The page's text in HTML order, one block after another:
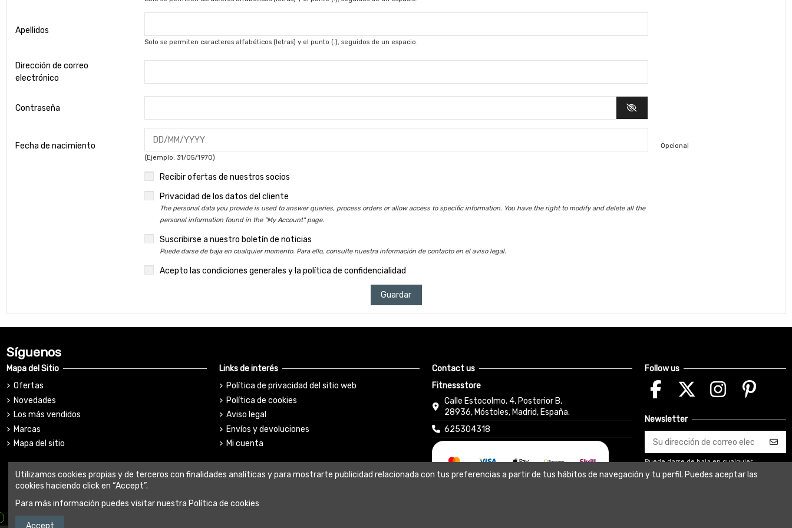
Apellidos
Solo se permiten caracteres alfabéticos (letras) y el punto (.), seguidos de un espacio.
Dirección de correo
electrónico
Contraseña
Fecha de nacimiento
(Ejemplo: 31/05/1970)
Opcional
Recibir ofertas de nuestros socios
Privacidad de los datos del cliente
The personal data you provide is used to answer queries, process orders or allow access to specific information. You have the right to modify and delete all the
personal information found in the "My Account" page.
Suscribirse a nuestro boletín de noticias
Puede darse de baja en cualquier momento. Para ello, consulte nuestra información de contacto en el aviso legal.
Acepto las condiciones generales y la política de confidencialidad
Guardar
Síguenos
Mapa del Sitio
Ofertas
Novedades
Los más vendidos
Marcas
Mapa del sitio
Links de interés
Política de privacidad del sitio web
Política de cookies
Aviso legal
Envíos y devoluciones
Mi cuenta
Contact us
Fitnessstore
Calle Estocolmo, 4, Posterior B,
28936, Móstoles, Madrid, España.
625304318
Follow us
Newsletter
Puede darse de baja en cualquier
momento. Para ello, consulte nuestra
información de contacto en el aviso legal.
Utilizamos cookies propias y de terceros con finalidades analíticas y para mostrarte publicidad relacionada con tus preferencias a partir de tus hábitos de navegación y tu perfil. Puedes aceptar las
cookies haciendo click en “Accept”.
Para más información puedes visitar nuestra Política de cookies
Accept